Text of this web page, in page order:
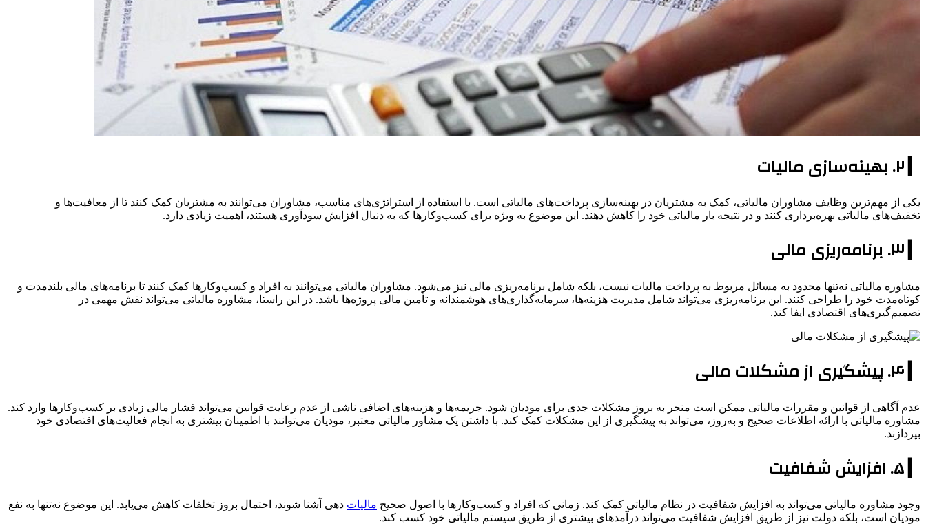
یکی از مهم‌ترین وظایف مشاوران مالیاتی، کمک به مشتریان در بهینه‌سازی پرداخت‌های مالیاتی است. با استفاده از استراتژی‌های مناسب، مشاوران می‌توانند به مشتریان کمک کنند تا از معافیت‌ها و
تخفیف‌های مالیاتی بهره‌برداری کنند و در نتیجه بار مالیاتی خود را کاهش دهند. این موضوع به ویژه برای کسب‌وکارها که به دنبال افزایش سودآوری هستند، اهمیت زیادی دارد.
مشاوره مالیاتی نه‌تنها محدود به مسائل مربوط به پرداخت مالیات نیست، بلکه شامل برنامه‌ریزی مالی نیز می‌شود. مشاوران مالیاتی می‌توانند به افراد و کسب‌وکارها کمک کنند تا برنامه‌های مالی بلندمدت و
کوتاه‌مدت خود را طراحی کنند. این برنامه‌ریزی می‌تواند شامل مدیریت هزینه‌ها، سرمایه‌گذاری‌های هوشمندانه و تأمین مالی پروژه‌ها باشد. در این راستا، مشاوره مالیاتی می‌تواند نقش مهمی در
تصمیم‌گیری‌های اقتصادی ایفا کند.
عدم آگاهی از قوانین و مقررات مالیاتی ممکن است منجر به بروز مشکلات جدی برای مودیان شود. جریمه‌ها و هزینه‌های اضافی ناشی از عدم رعایت قوانین می‌تواند فشار مالی زیادی بر کسب‌وکارها وارد کند.
مشاوره مالیاتی با ارائه اطلاعات صحیح و به‌روز، می‌تواند به پیشگیری از این مشکلات کمک کند. با داشتن یک مشاور مالیاتی معتبر، مودیان می‌توانند با اطمینان بیشتری به انجام فعالیت‌های اقتصادی خود
بپردازند.
وجود مشاوره مالیاتی می‌تواند به افزایش شفافیت در نظام مالیاتی کمک کند. زمانی که افراد و کسب‌وکارها با اصول صحیح مالیات‌ دهی آشنا شوند، احتمال بروز تخلفات کاهش می‌یابد. این موضوع نه‌تنها به نفع
مودیان است، بلکه دولت نیز از طریق افزایش شفافیت می‌تواند درآمدهای بیشتری از طریق سیستم مالیاتی خود کسب کند.